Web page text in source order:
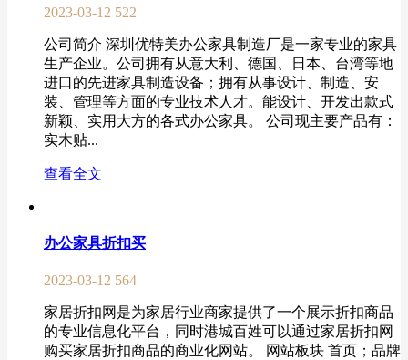
2023-03-12 522
公司简介 深圳优特美办公家具制造厂是一家专业的家具
生产企业。公司拥有从意大利、德国、日本、台湾等地
进口的先进家具制造设备；拥有从事设计、制造、安
装、管理等方面的专业技术人才。能设计、开发出款式
新颖、实用大方的各式办公家具。 公司现主要产品有：
实木贴...
查看全文
办公家具折扣买
2023-03-12 564
家居折扣网是为家居行业商家提供了一个展示折扣商品
的专业信息化平台，同时港城百姓可以通过家居折扣网
购买家居折扣商品的商业化网站。 网站板块 首页；品牌